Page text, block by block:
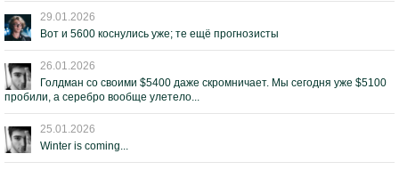
29.01.2026
Вот и 5600 коснулись уже; те ещё прогнозисты
26.01.2026
Голдман со своими $5400 даже скромничает. Мы сегодня уже $5100
пробили, а серебро вообще улетело...
25.01.2026
Winter is coming...